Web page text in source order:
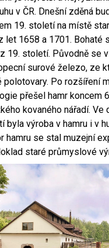
v ČR. Dnešní zděná
19. století na místě
let 1658 a 1701. Bohaté
19. století. Původně se
surové železo, ze
polotovary. Po rozšíření
přešel hamr koncem
kovaného nářadí. Ve
byla výroba v hamru i v
hamru se stal muzejní
staré průmyslové